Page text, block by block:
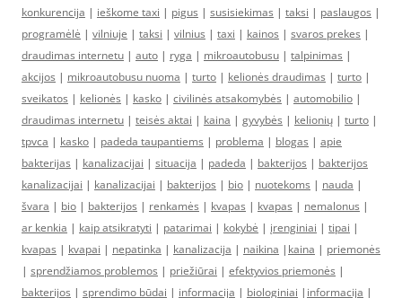
konkurencija | ieškome taxi | pigus | susisiekimas | taksi | paslaugos |
programėlė | vilniuje | taksi | vilnius | taxi | kainos | svaros prekes |
draudimas internetu | auto | ryga | mikroautobusu | talpinimas |
akcijos | mikroautobusu nuoma | turto | kelionės draudimas | turto |
sveikatos | kelionės | kasko | civilinės atsakomybės | automobilio |
draudimas internetu | teisės aktai | kaina | gyvybės | kelionių | turto |
tpvca | kasko | padeda taupantiems | problema | blogas | apie
bakterijas | kanalizacijai | situacija | padeda | bakterijos | bakterijos
kanalizacijai | kanalizacijai | bakterijos | bio | nuotekoms | nauda |
švara | bio | bakterijos | renkamės | kvapas | kvapas | nemalonus |
ar kenkia | kaip atsikratyti | patarimai | kokybė | įrenginiai | tipai |
kvapas | kvapai | nepatinka | kanalizacija | naikina | kaina | priemonės
| sprendžiamos problemos | priežiūrai | efektyvios priemonės |
bakterijos | sprendimo būdai | informacija | biologiniai | informacija |